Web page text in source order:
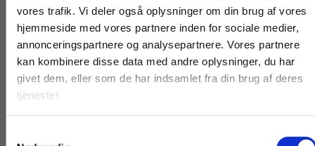
vores trafik. Vi deler også oplysninger om din brug af vores
hjemmeside med vores partnere inden for sociale medier,
annonceringspartnere og analysepartnere. Vores partnere
kan kombinere disse data med andre oplysninger, du har
givet dem, eller som de har indsamlet fra din brug af deres
tjenester.
Titler i serien
For privatkunder og
studerende. Du får
vist priser inkl.
For institutioner og
virksomheder. Du
får vist priser ekskl.